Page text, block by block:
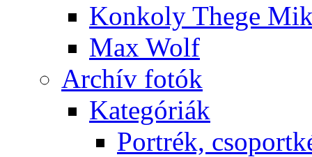
Kon­koly The­ge
Max Wolf
Ar­chív fo­tók
Ka­te­gó­ri­ák
Port­rék,